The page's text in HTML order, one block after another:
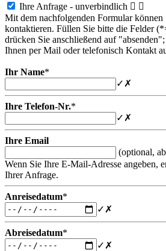
Ihre Anfrage - unverbindlich  
Mit dem nachfolgenden Formular können
kontaktieren. Füllen Sie bitte die Felder
drücken Sie anschließend auf
Ihnen per Mail oder telefonisch Kontakt
Ihr Name*
✓ ✗
Ihre Telefon-Nr.*
✓ ✗
Ihre Email
(optional,
Wenn Sie Ihre E-Mail-Adresse angeben,
Ihrer Anfrage.
Anreisedatum*
✓ ✗
Abreisedatum*
✓ ✗